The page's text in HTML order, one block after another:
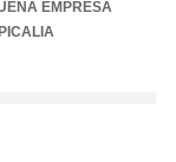
EMPRESA